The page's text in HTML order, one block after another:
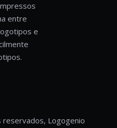
entre
e
Logogenio